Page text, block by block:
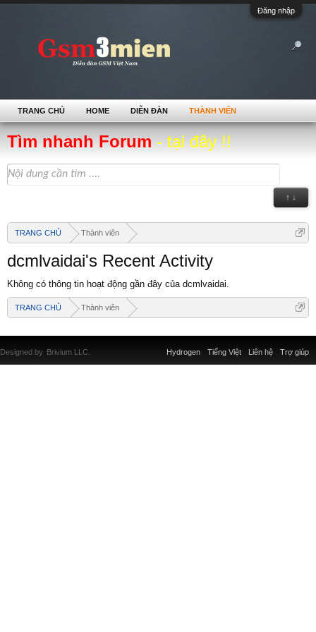
Đăng nhập
Tìm nhanh Forum - tại đây !!
↑ ↓
TRANG CHỦ Thành viên
dcmlvaidai's Recent Activity
Không có thông tin hoạt động gần đây của dcmlvaidai.
TRANG CHỦ Thành viên
TRANG CHỦ HOME DIỄN ĐÀN THÀNH VIÊN
Liên hệ Trợ giúp
Hydrogen Tiếng Việt
Designed by Brivium LLC.